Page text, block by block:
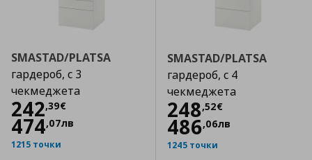
SMASTAD/PLATSA
гардероб, с 3
чекмеджета
242,39€
Цена
474,07лв
1215 точки
SMASTAD/PLATSA
гардероб, с 4
чекмеджета
248,52€
Цена
486,06лв
1245 точки